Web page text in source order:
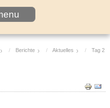
Berichte Aktuelles
Tag 2